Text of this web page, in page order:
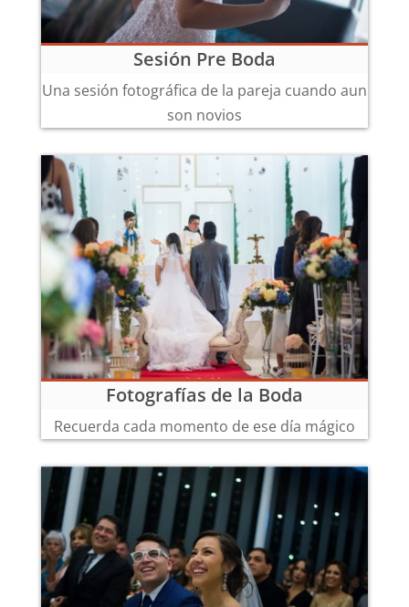
Sesión Pre Boda
Una sesión fotográfica de la pareja cuando aun
son novios
Fotografías de la Boda
Recuerda cada momento de ese día mágico